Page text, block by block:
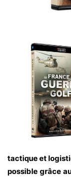
tactique et
possible grâce